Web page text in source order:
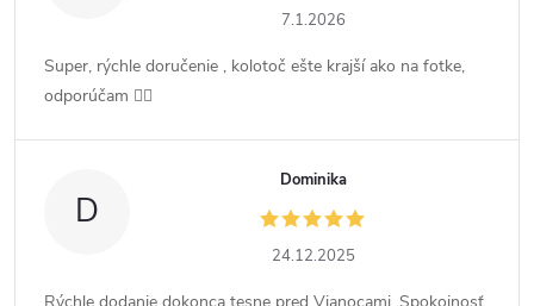
7.1.2026
Super, rýchle doručenie , kolotoč ešte krajší ako na fotke,
odporúčam 👍🏻
D
Dominika
24.12.2025